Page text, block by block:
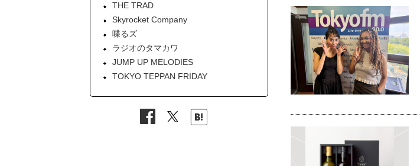
THE TRAD
Skyrocket Company
喋るズ
ラジオのタマカワ
JUMP UP MELODIES
TOKYO TEPPAN FRIDAY